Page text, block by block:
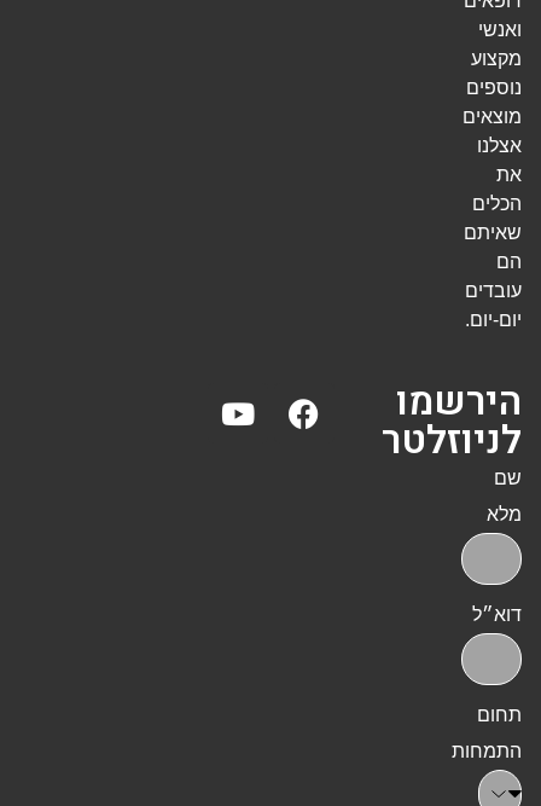
ואנשי
מקצוע
נוספים
מוצאים
אצלנו
את
הכלים
שאיתם
הם
עובדים
יום-יום.
הירשמו
לניוזלטר
שם
מלא
דוא״ל
תחום
התמחות